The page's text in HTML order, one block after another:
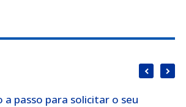
a passo para solicitar o seu